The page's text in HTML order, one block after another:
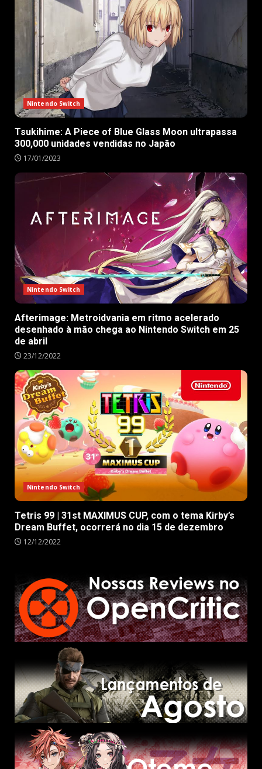
Nintendo Switch
Tsukihime: A Piece of Blue Glass Moon ultrapassa
300,000 unidades vendidas no Japão
17/01/2023
Nintendo Switch
Afterimage: Metroidvania em ritmo acelerado
desenhado à mão chega ao Nintendo Switch em 25
de abril
23/12/2022
Nintendo Switch
Tetris 99 | 31st MAXIMUS CUP, com o tema Kirby’s
Dream Buffet, ocorrerá no dia 15 de dezembro
12/12/2022